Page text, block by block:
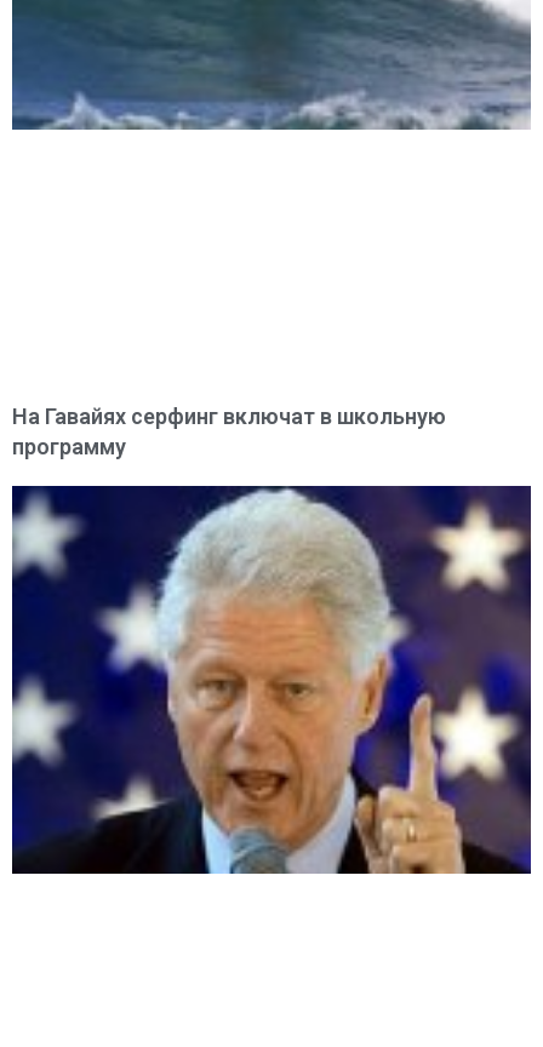
На Гавайях серфинг включат в школьную
программу